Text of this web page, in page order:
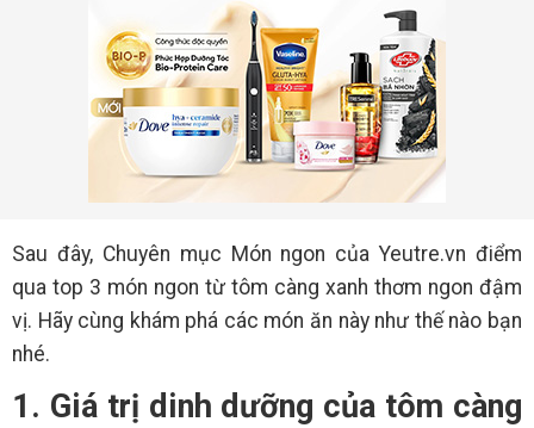
Sau đây, Chuyên mục Món ngon của Yeutre.vn điểm
qua top 3 món ngon từ tôm càng xanh thơm ngon đậm
vị. Hãy cùng khám phá các món ăn này như thế nào bạn
nhé.
1. Giá trị dinh dưỡng của tôm càng